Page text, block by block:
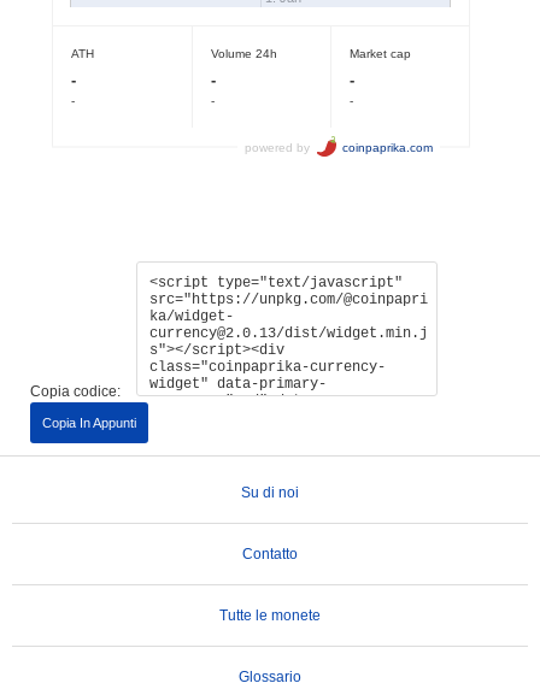
Copia codice:
Copia In Appunti
Su di noi
Contatto
Tutte le monete
Glossario